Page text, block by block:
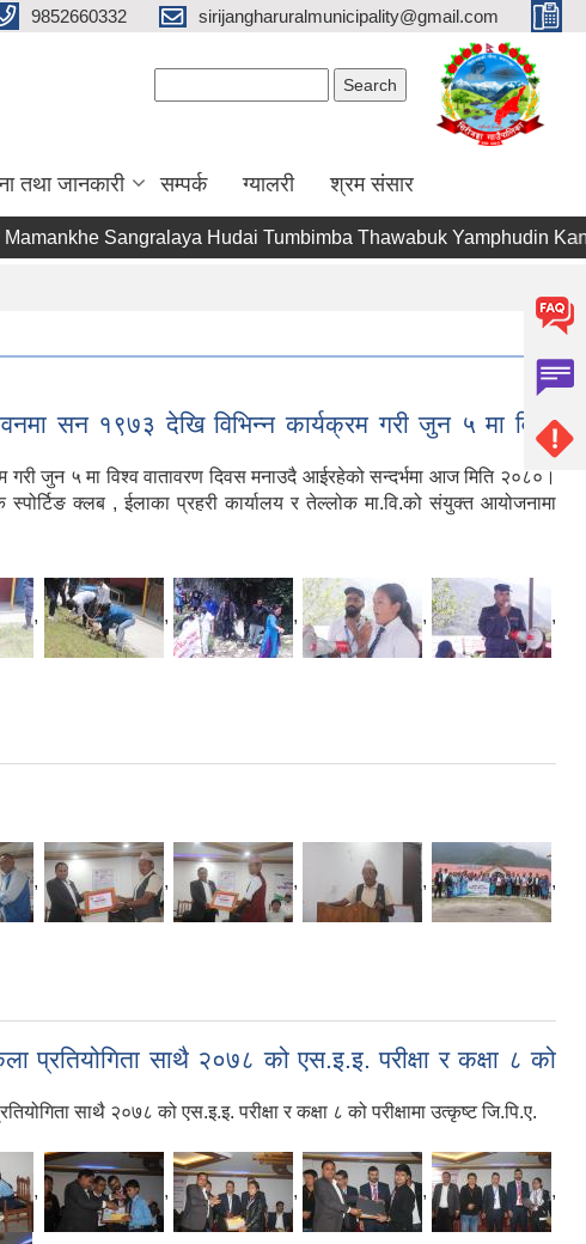
9852660332 sirijangharuralmunicipality@gmail.com
तथा जानकारी सम्पर्क ग्यालरी श्रम संसार
Sangralaya Hudai Tumbimba Thawabuk Yamphudin
सन १९७३ देखि विभिन्न कार्यक्रम गरी जुन ५ मा विश्व
जुन ५ मा विश्व वातावरण दिवस मनाउदै आईरहेको सन्दर्भमा आज मिति २०८०।
क्लब , ईलाका प्रहरी कार्यालय र तेल्लोक मा.वि.को संयुक्त आयोजनामा
, , , , ,
, , , , ,
प्रतियोगिता साथै २०७८ को एस.इ.इ. परीक्षा र कक्षा ८ को
साथै २०७८ को एस.इ.इ. परीक्षा र कक्षा ८ को परीक्षामा उत्कृष्ट जि.पि.ए.
, , , , ,